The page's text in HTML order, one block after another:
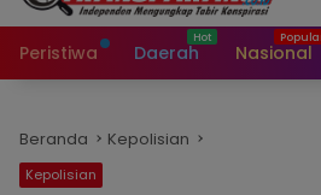
Peristiwa Daerah Nasional
Beranda Kepolisian
Kepolisian